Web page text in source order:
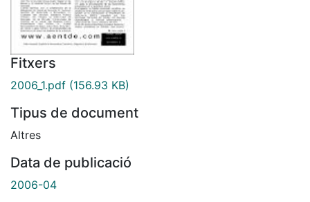
Fitxers
2006_1.pdf (156.93 KB)
Tipus de document
Altres
Data de publicació
2006-04